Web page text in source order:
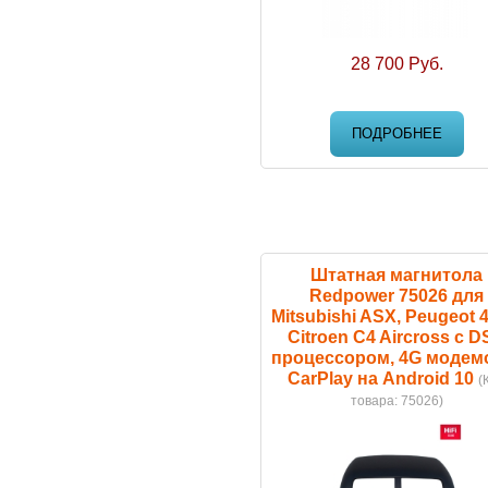
28 700 Руб.
ПОДРОБНЕЕ
Штатная магнитола
Redpower 75026 для
Mitsubishi ASX, Peugeot
Citroen C4 Aircross с
процессором, 4G
CarPlay на Android 10
товара: 75026)